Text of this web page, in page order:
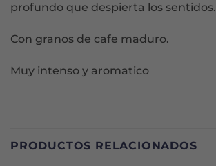
profundo que despierta los sentidos.
Con granos de cafe maduro.
Muy intenso y aromatico
PRODUCTOS RELACIONADOS